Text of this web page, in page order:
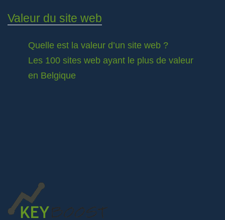
Valeur du site web
Quelle est la valeur d’un site web ?
Les 100 sites web ayant le plus de valeur
en Belgique